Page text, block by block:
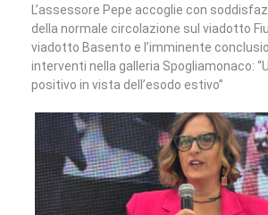
L’assessore Pepe accoglie con
della normale circolazione sul viadotto
viadotto Basento e l’imminente
interventi nella galleria Spogliamonaco:
positivo in vista dell’esodo estivo”